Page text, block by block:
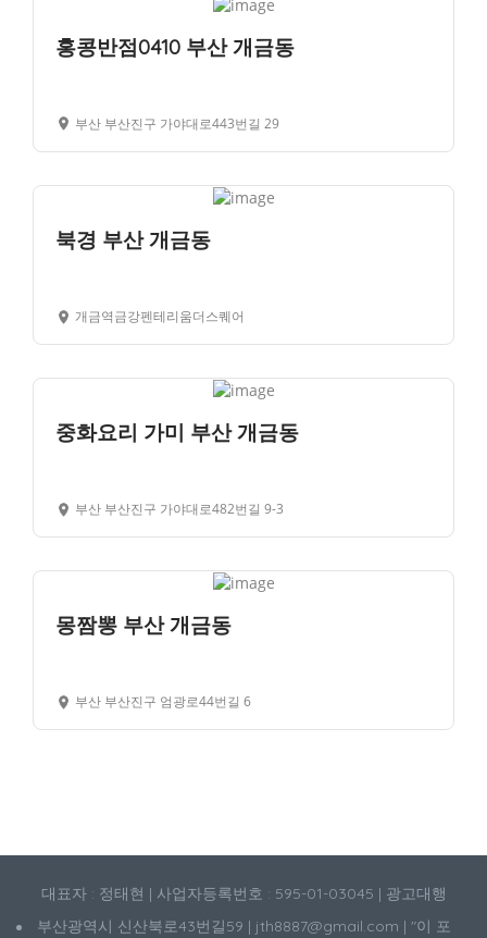
홍콩반점0410 부산 개금동
부산 부산진구 가야대로443번길 29
북경 부산 개금동
개금역금강펜테리움더스퀘어
중화요리 가미 부산 개금동
부산 부산진구 가야대로482번길 9-3
몽짬뽕 부산 개금동
부산 부산진구 엄광로44번길 6
대표자 : 정태현 | 사업자등록번호 : 595-01-03045 | 광고대행
부산광역시 신산북로43번길59 | jth8887@gmail.com | "이 포